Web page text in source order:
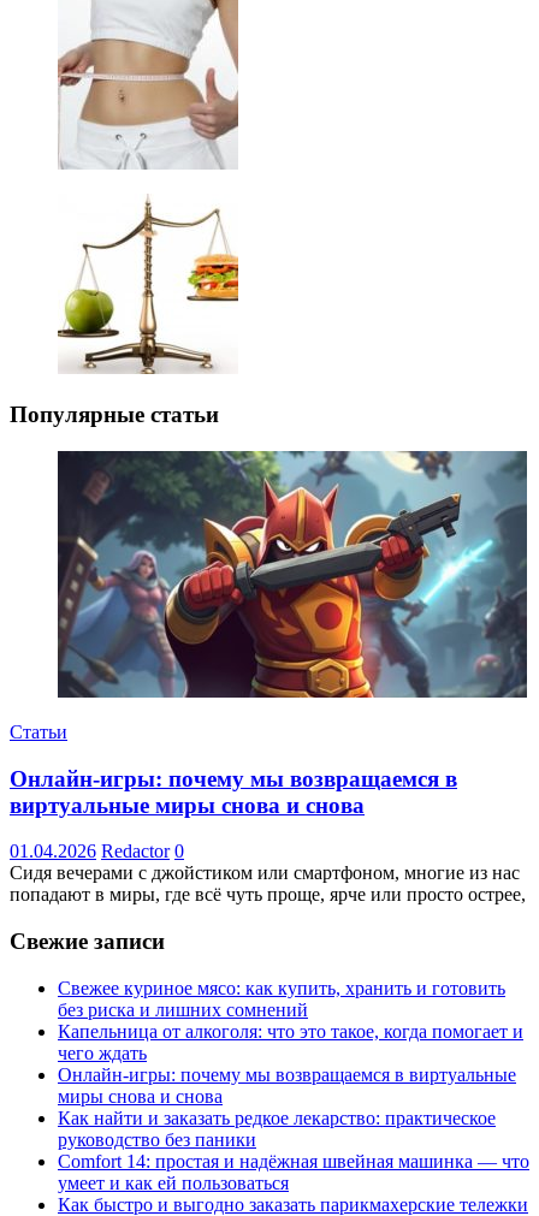
Популярные статьи
Статьи
Онлайн-игры: почему мы возвращаемся в
виртуальные миры снова и снова
01.04.2026 Redactor 0
Сидя вечерами с джойстиком или смартфоном, многие из нас
попадают в миры, где всё чуть проще, ярче или просто острее,
Свежие записи
Свежее куриное мясо: как купить, хранить и готовить
без риска и лишних сомнений
Капельница от алкоголя: что это такое, когда помогает и
чего ждать
Онлайн-игры: почему мы возвращаемся в виртуальные
миры снова и снова
Как найти и заказать редкое лекарство: практическое
руководство без паники
Comfort 14: простая и надёжная швейная машинка — что
умеет и как ей пользоваться
Как быстро и выгодно заказать парикмахерские тележки